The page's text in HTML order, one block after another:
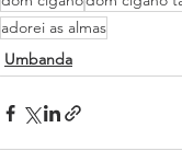
adorei as almas
Umbanda